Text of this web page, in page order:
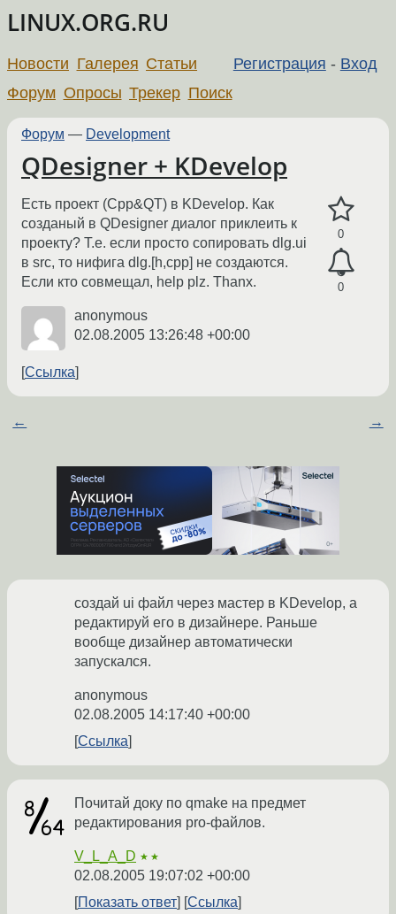
LINUX.ORG.RU
Регистрация - Вход
Новости Галерея Статьи
Форум Опросы Трекер Поиск
Форум — Development
QDesigner + KDevelop
0
0
Есть проект (Сpp&QT) в KDevelop. Как
созданый в QDesigner диалог приклеить к
проекту? Т.е. если просто сопировать dlg.ui
в src, то нифига dlg.[h,cpp] не создаются.
Если кто совмещал, help plz. Thanx.
anonymous
02.08.2005 13:26:48 +00:00
Ссылка
← →
создай ui файл через мастер в KDevelop, а
редактируй его в дизайнере. Раньше
вообще дизайнер автоматически
запускался.
anonymous
02.08.2005 14:17:40 +00:00
Ссылка
Почитай доку по qmake на предмет
редактирования pro-файлов.
V_L_A_D ★★
02.08.2005 19:07:02 +00:00
Показать ответ
Ссылка